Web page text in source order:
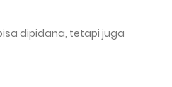
dipidana, tetapi juga